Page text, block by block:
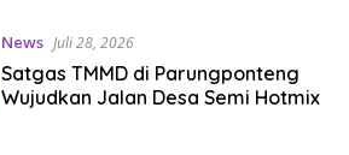
News Juli 28, 2026
Satgas TMMD di Parungponteng
Wujudkan Jalan Desa Semi Hotmix